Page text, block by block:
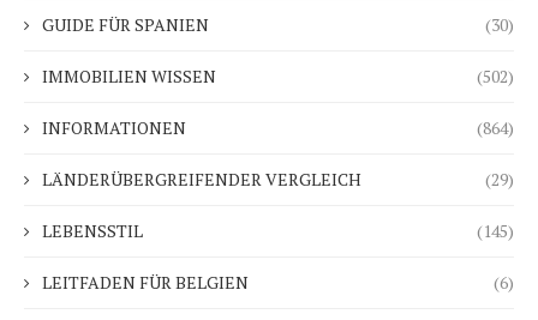
GUIDE FÜR SPANIEN (30)
IMMOBILIEN WISSEN (502)
INFORMATIONEN (864)
LÄNDERÜBERGREIFENDER VERGLEICH (29)
LEBENSSTIL (145)
LEITFADEN FÜR BELGIEN (6)